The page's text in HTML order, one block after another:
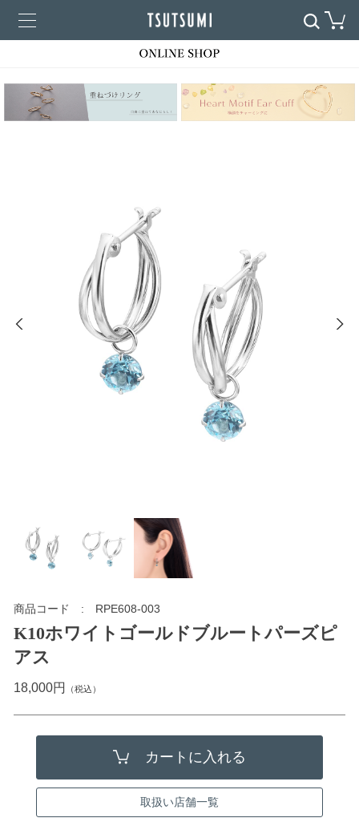
商品コード RPE608-003
K10ホワイトゴールドブルートパーズピ
アス
18,000円 （税込）
取扱い店舗一覧